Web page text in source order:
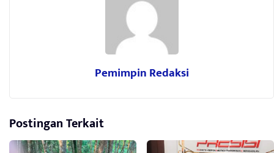
Pemimpin Redaksi
Postingan Terkait